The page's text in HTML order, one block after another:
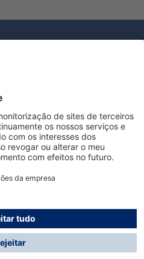
Dräger
mais
se não for indicado o